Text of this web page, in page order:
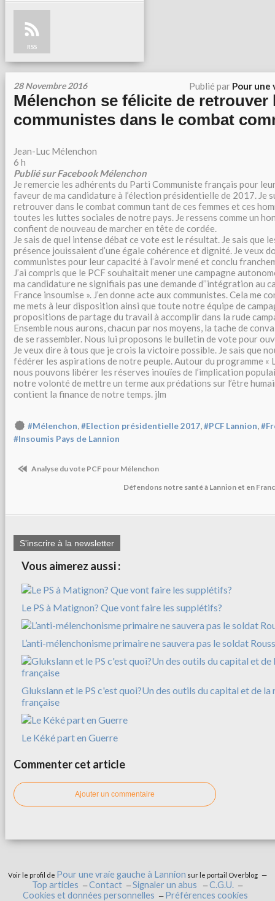
RSS
28 Novembre 2016 Publié par Pour une
Mélenchon se félicite de
communistes dans le combat
Jean-Luc Mélenchon
6 h
Publié sur Facebook Mélenchon
Je remercie les adhérents du Parti Communiste français pour
faveur de ma candidature à l’élection présidentielle de 2017. Je
retrouver dans le combat commun tant de ces femmes et ces
toutes les luttes sociales de notre pays. Je ressens comme un
confient de nouveau de marcher en tête de cordée.
Je sais de quel intense débat ce vote est le résultat. Je sais que
présence jouissaient d’une égale cohérence et dignité. Je veux
communistes pour leur capacité à l’avoir mené et conclu
J’ai compris que le PCF souhaitait mener une campagne
ma candidature ne signifiais pas une demande d’’intégration au
France insoumise ». J’en donne acte aux communistes. Cela me
me mets à leur disposition ainsi que toute notre équipe de
propositions de partage du travail à accomplir dans la rude
Ensemble nous aurons, chacun par nos moyens, la tache de
de se rassembler. Nous lui proposons le bulletin de vote pour
Je veux dire à tous que je crois la victoire possible. Je sais que
fédérer les aspirations de notre peuple. Autour du programme «
nous pouvons libérer les réserves inouïes de l’implication
notre volonté de mettre un terme aux prédations sur l’être
contient la finance de notre temps. jlm
#Mélenchon,#Election présidentielle 2017,#PCF Lannion,
#Insoumis Pays de Lannion
Analyse du vote PCF pour Mélenchon
Défendons notre santé à Lannion et en
S'inscrire à la newsletter
Vous aimerez aussi :
Le PS à Matignon? Que vont faire les supplétifs?
L’anti-mélenchonisme primaire ne sauvera pas le soldat
Glukslann et le PS c'est quoi?Un des outils du capital et de
française
Le Kéké part en Guerre
Commenter cet article
Ajouter un commentaire
Voir le profil de Pour une vraie gauche à Lannion sur le portail Overblog
Top articles Contact Signaler un abus
C.G.U.
Cookies et données personnelles
Préférences cookies